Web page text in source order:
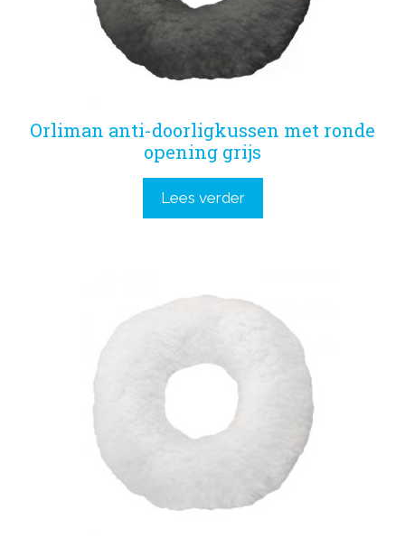
Orliman anti-doorligkussen met ronde
opening grijs
Lees verder